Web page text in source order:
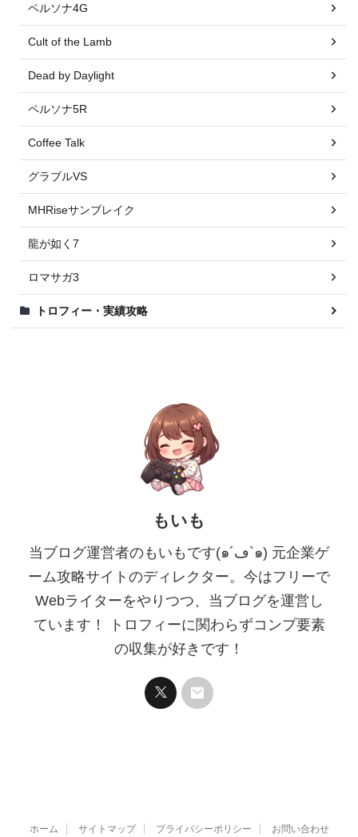
ペルソナ4G
Cult of the Lamb
Dead by Daylight
ペルソナ5R
Coffee Talk
グラブルVS
MHRiseサンブレイク
龍が如く7
ロマサガ3
トロフィー・実績攻略
もいも
当ブログ運営者のもいもです(๑´ڡ`๑) 元企業ゲ
ーム攻略サイトのディレクター。今はフリーで
Webライターをやりつつ、当ブログを運営し
ています！ トロフィーに関わらずコンプ要素
の収集が好きです！
ホーム サイトマップ プライバシーポリシー お問い合わせ